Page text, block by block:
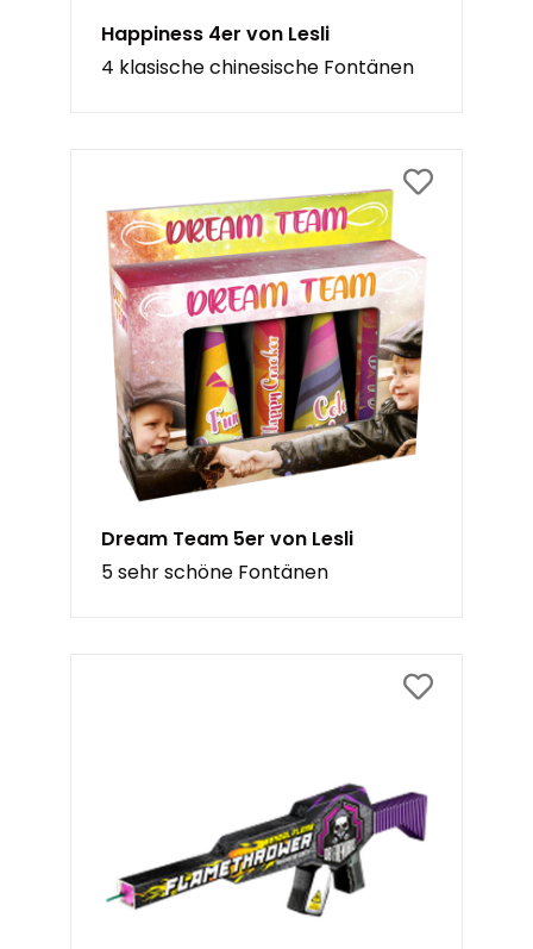
Happiness 4er von Lesli
4 klasische chinesische Fontänen
Dream Team 5er von Lesli
5 sehr schöne Fontänen